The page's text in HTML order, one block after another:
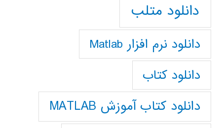
دانلود متلب
دانلود نرم افزار Matlab
دانلود کتاب
دانلود کتاب آموزش MATLAB